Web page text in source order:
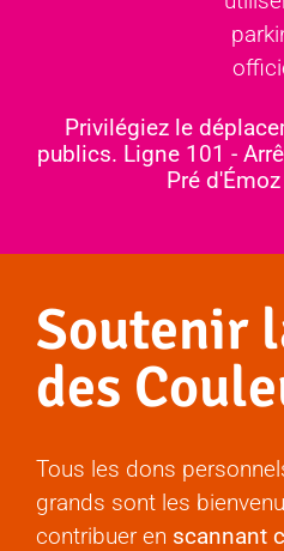
Privilégiez le
publics. Ligne 101 -
Pré
Soutenir
des
Tous les dons
grands sont les
contribuer en scannant